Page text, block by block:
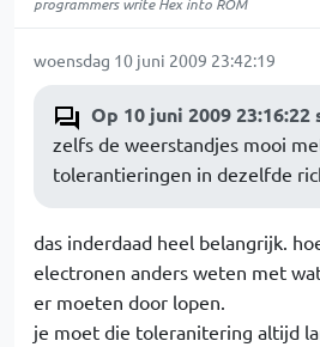
programmers write Hex into ROM
woensdag 10 juni 2009 23:42:19
Op 10 juni 2009
zelfs de weerstandjes mooi
tolerantieringen in dezelfde
das inderdaad heel belangrijk.
electronen anders weten met
er moeten door lopen.
je moet die toleranitering altijd